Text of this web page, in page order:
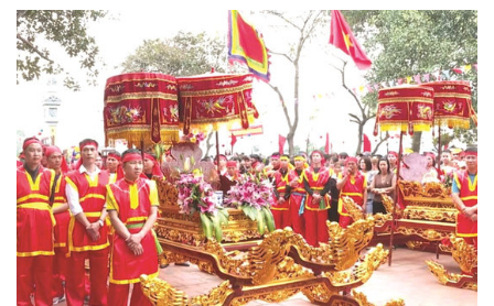
1961, làng được sáp nhập vào Hà Nội. Năm 1965, Viên Nội
thuộc xã Vân Nội; từ ngày 1/7/2025 thuộc xã Phúc Thịnh, Hà
Nội. Viên Nội thờ hai vị thần là Đống Băng và Uông Tá (thời
Hùng Vương thứ 18) cùng Diệu La công chúa, nữ tướng thời Hai
Bà Trưng.